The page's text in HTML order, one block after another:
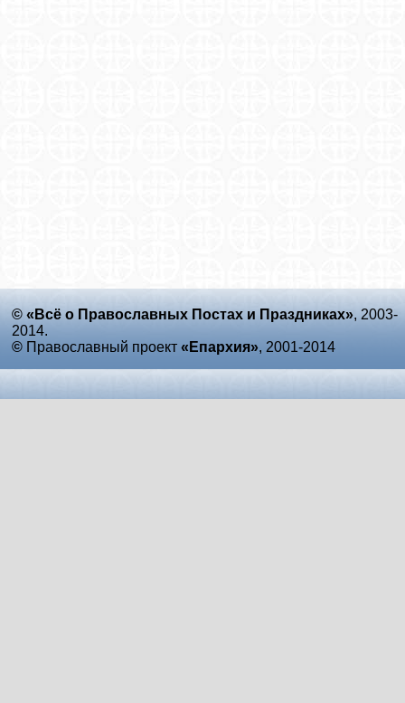
© «Всё о Православных Постах и Праздниках», 2003-
2014.
© Православный проект «Епархия», 2001-2014